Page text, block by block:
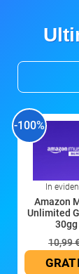
-100%
In
Amazon
Unlimited
30gg
10,99